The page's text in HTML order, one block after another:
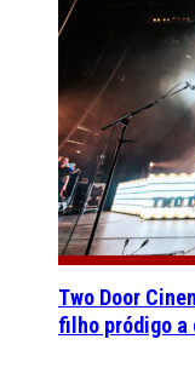
Two Door
filho pródigo a